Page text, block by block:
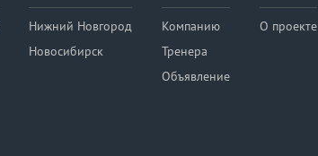
Нижний Новгород
Новосибирск
Компанию
Тренера
Объявление
О проекте